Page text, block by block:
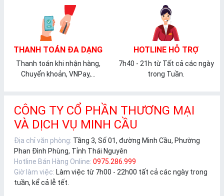
THANH TOÁN ĐA DẠNG
Thanh toán khi nhận hàng,
Chuyển khoản, VNPay,...
HOTLINE HỖ TRỢ
7h40 - 21h từ Tất cả các ngày
trong Tuần.
CÔNG TY CỔ PHẦN THƯƠNG MẠI
VÀ DỊCH VỤ MINH CẦU
Địa chỉ văn phòng: Tầng 3, Số 01, đường Minh Cầu, Phường
Phan Đình Phùng, Tỉnh Thái Nguyên
Hotline Bán Hàng Online: 0975.286.999
Giờ làm việc: Làm việc từ 7h00 - 22h00 tất cả các ngày trong
tuần, kể cả lễ tết.